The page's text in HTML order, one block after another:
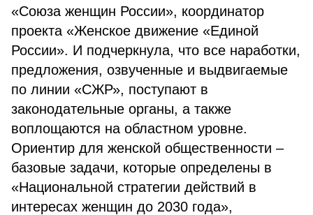
«Союза женщин России», координатор
проекта «Женское движение «Единой
России». И подчеркнула, что все наработки,
предложения, озвученные и выдвигаемые
по линии «СЖР», поступают в
законодательные органы, а также
воплощаются на областном уровне.
Ориентир для женской общественности –
базовые задачи, которые определены в
«Национальной стратегии действий в
интересах женщин до 2030 года»,